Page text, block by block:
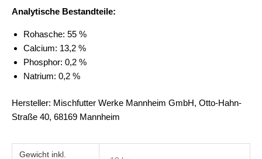
Analytische Bestandteile:
Rohasche: 55 %
Calcium: 13,2 %
Phosphor: 0,2 %
Natrium: 0,2 %
Hersteller: Mischfutter Werke Mannheim GmbH, Otto-Hahn-
Straße 40, 68169 Mannheim
Gewicht